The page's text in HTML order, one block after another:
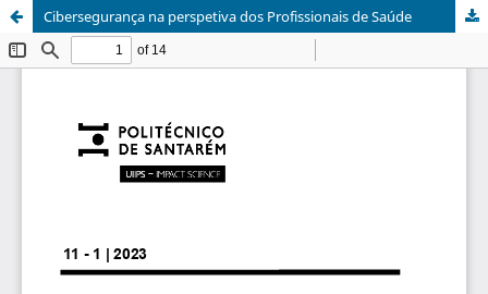
Cibersegurança na perspetiva dos Profissionais de Saúde